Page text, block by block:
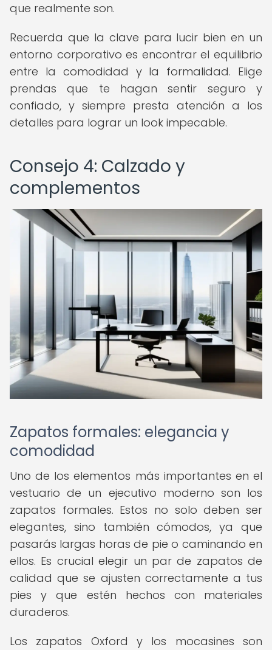
que realmente son.
Recuerda que la clave para lucir bien en un
entorno corporativo es encontrar el equilibrio
entre la comodidad y la formalidad. Elige
prendas que te hagan sentir seguro y
confiado, y siempre presta atención a los
detalles para lograr un look impecable.
Consejo 4: Calzado y
complementos
Zapatos formales: elegancia y
comodidad
Uno de los elementos más importantes en el
vestuario de un ejecutivo moderno son los
zapatos formales. Estos no solo deben ser
elegantes, sino también cómodos, ya que
pasarás largas horas de pie o caminando en
ellos. Es crucial elegir un par de zapatos de
calidad que se ajusten correctamente a tus
pies y que estén hechos con materiales
duraderos.
Los zapatos Oxford y los mocasines son